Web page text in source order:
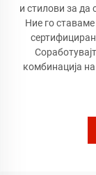
и стилови за да
Ние го
комбинација